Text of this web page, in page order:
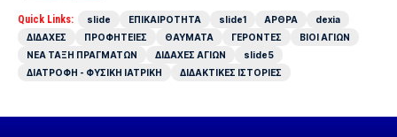
Quick Links: slide ΕΠΙΚΑΙΡΟΤΗΤΑ slide1 ΑΡΘΡΑ
dexia
ΔΙΔΑΧΕΣ
ΠΡΟΦΗΤΕΙΕΣ ΘΑΥΜΑΤΑ ΓΕΡΟΝΤΕΣ
ΒΙΟΙ ΑΓΙΩΝ
ΝΕΑ ΤΑΞΗ ΠΡΑΓΜΑΤΩΝ
ΔΙΔΑΧΕΣ ΑΓΙΩΝ
slide5
ΔΙΑΤΡΟΦΗ - ΦΥΣΙΚΗ ΙΑΤΡΙΚΗ
ΔΙΔΑΚΤΙΚΕΣ ΙΣΤΟΡΙΕΣ